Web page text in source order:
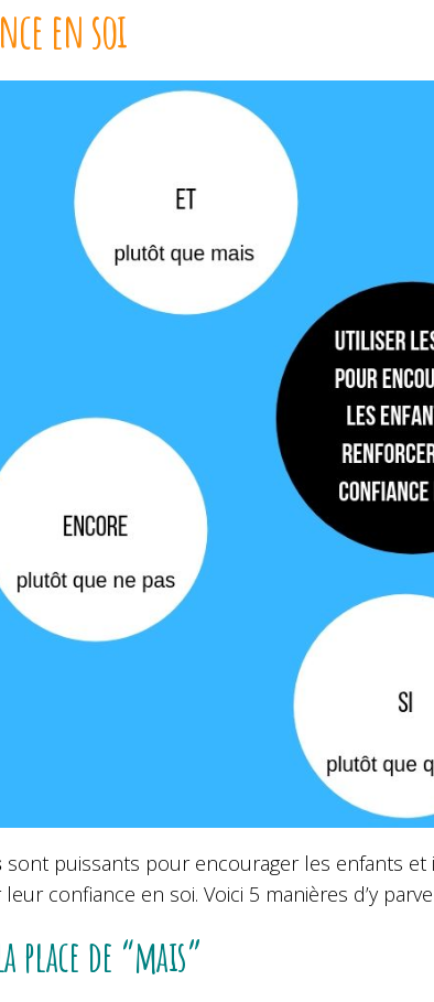
en soi
sont puissants pour encourager les enfants
confiance en soi. Voici 5 manières d’y
place de “mais”